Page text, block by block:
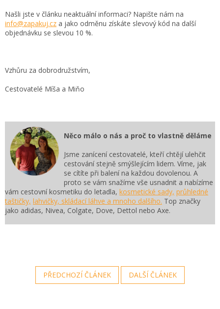
Našli jste v článku neaktuální informaci? Napište nám na
info@zapakuj.cz a jako odměnu získáte slevový kód na další
objednávku se slevou 10 %.
Vzhůru za dobrodružstvím,
Cestovatelé Míša a Miňo
Něco málo o nás a proč to vlastně děláme
Jsme zanícení cestovatelé, kteří chtějí ulehčit
cestování stejně smýšlejícím lidem. Víme, jak
se cítíte při balení na každou dovolenou. A
proto se vám snažíme vše usnadnit a nabízíme
vám cestovní kosmetiku do letadla, kosmetické sady, průhledné
taštičky, lahvičky, skládací láhve a mnoho dalšího. Top značky
jako adidas, Nivea, Colgate, Dove, Dettol nebo Axe.
PŘEDCHOZÍ ČLÁNEK DALŠÍ ČLÁNEK